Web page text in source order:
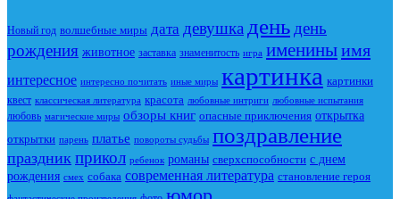
Новый год волшебные миры дата девушка день день
рождения животное заставка знаменитость игра имениныимя
интересное интересно почитать иные миры картинка картинки
квест классическая литература красота любовные интриги любовные испытания
любовь магические миры обзоры книг опасные приключения открытка
открытки парень платье повороты судьбы поздравление
праздник прикол ребенок романы сверхспособности с днем
рождения смех собака современная литература становление героя